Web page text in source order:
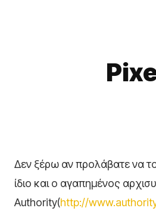
Δεν ξέρω αν προλάβατε να
ίδιο και ο αγαπημένος
Authority(http://www.